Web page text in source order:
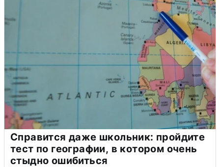
Справится даже школьник: пройдите
тест по географии, в котором очень
стыдно ошибиться